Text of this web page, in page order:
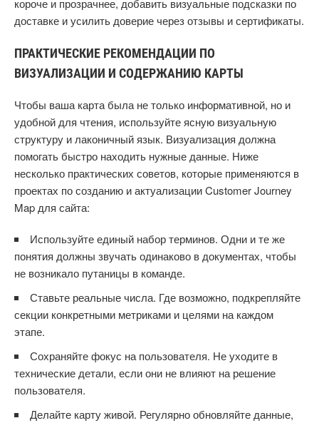
короче и прозрачнее, добавить визуальные подсказки по
доставке и усилить доверие через отзывы и сертификаты.
ПРАКТИЧЕСКИЕ РЕКОМЕНДАЦИИ ПО
ВИЗУАЛИЗАЦИИ И СОДЕРЖАНИЮ КАРТЫ
Чтобы ваша карта была не только информативной, но и
удобной для чтения, используйте ясную визуальную
структуру и лаконичный язык. Визуализация должна
помогать быстро находить нужные данные. Ниже
несколько практических советов, которые применяются в
проектах по созданию и актуализации Customer Journey
Map для сайта:
Используйте единый набор терминов. Одни и те же
понятия должны звучать одинаково в документах, чтобы
не возникало путаницы в команде.
Ставьте реальные числа. Где возможно, подкрепляйте
секции конкретными метриками и целями на каждом
этапе.
Сохраняйте фокус на пользователя. Не уходите в
технические детали, если они не влияют на решение
пользователя.
Делайте карту живой. Регулярно обновляйте данные,